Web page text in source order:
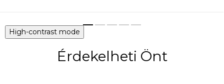
High-contrast mode
Érdekelheti Önt